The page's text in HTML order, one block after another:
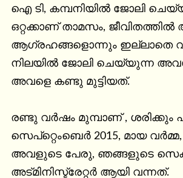
ഐ ടി, കമ്പനിയിൽ ജോലി
ഒറ്റക്കാണ് താമസം, ജീവിതത്തിൽ
ആഗ്രഹങ്ങളൊന്നും ഇല്ലാതെ
നിലയിൽ ജോലി ചെയ്യുന്ന
അവളെ കണ്ടു മുട്ടിയത്.
രണ്ടു വർഷം മുമ്പാണ് , ശരിക്കും
സെപ്റ്റെംബെർ 2015, മായ
അവളുടെ പേരു, ഞങ്ങളുടെ
അട്മിനിസ്ട്രേറ്റർ ആയി വന്നത്.